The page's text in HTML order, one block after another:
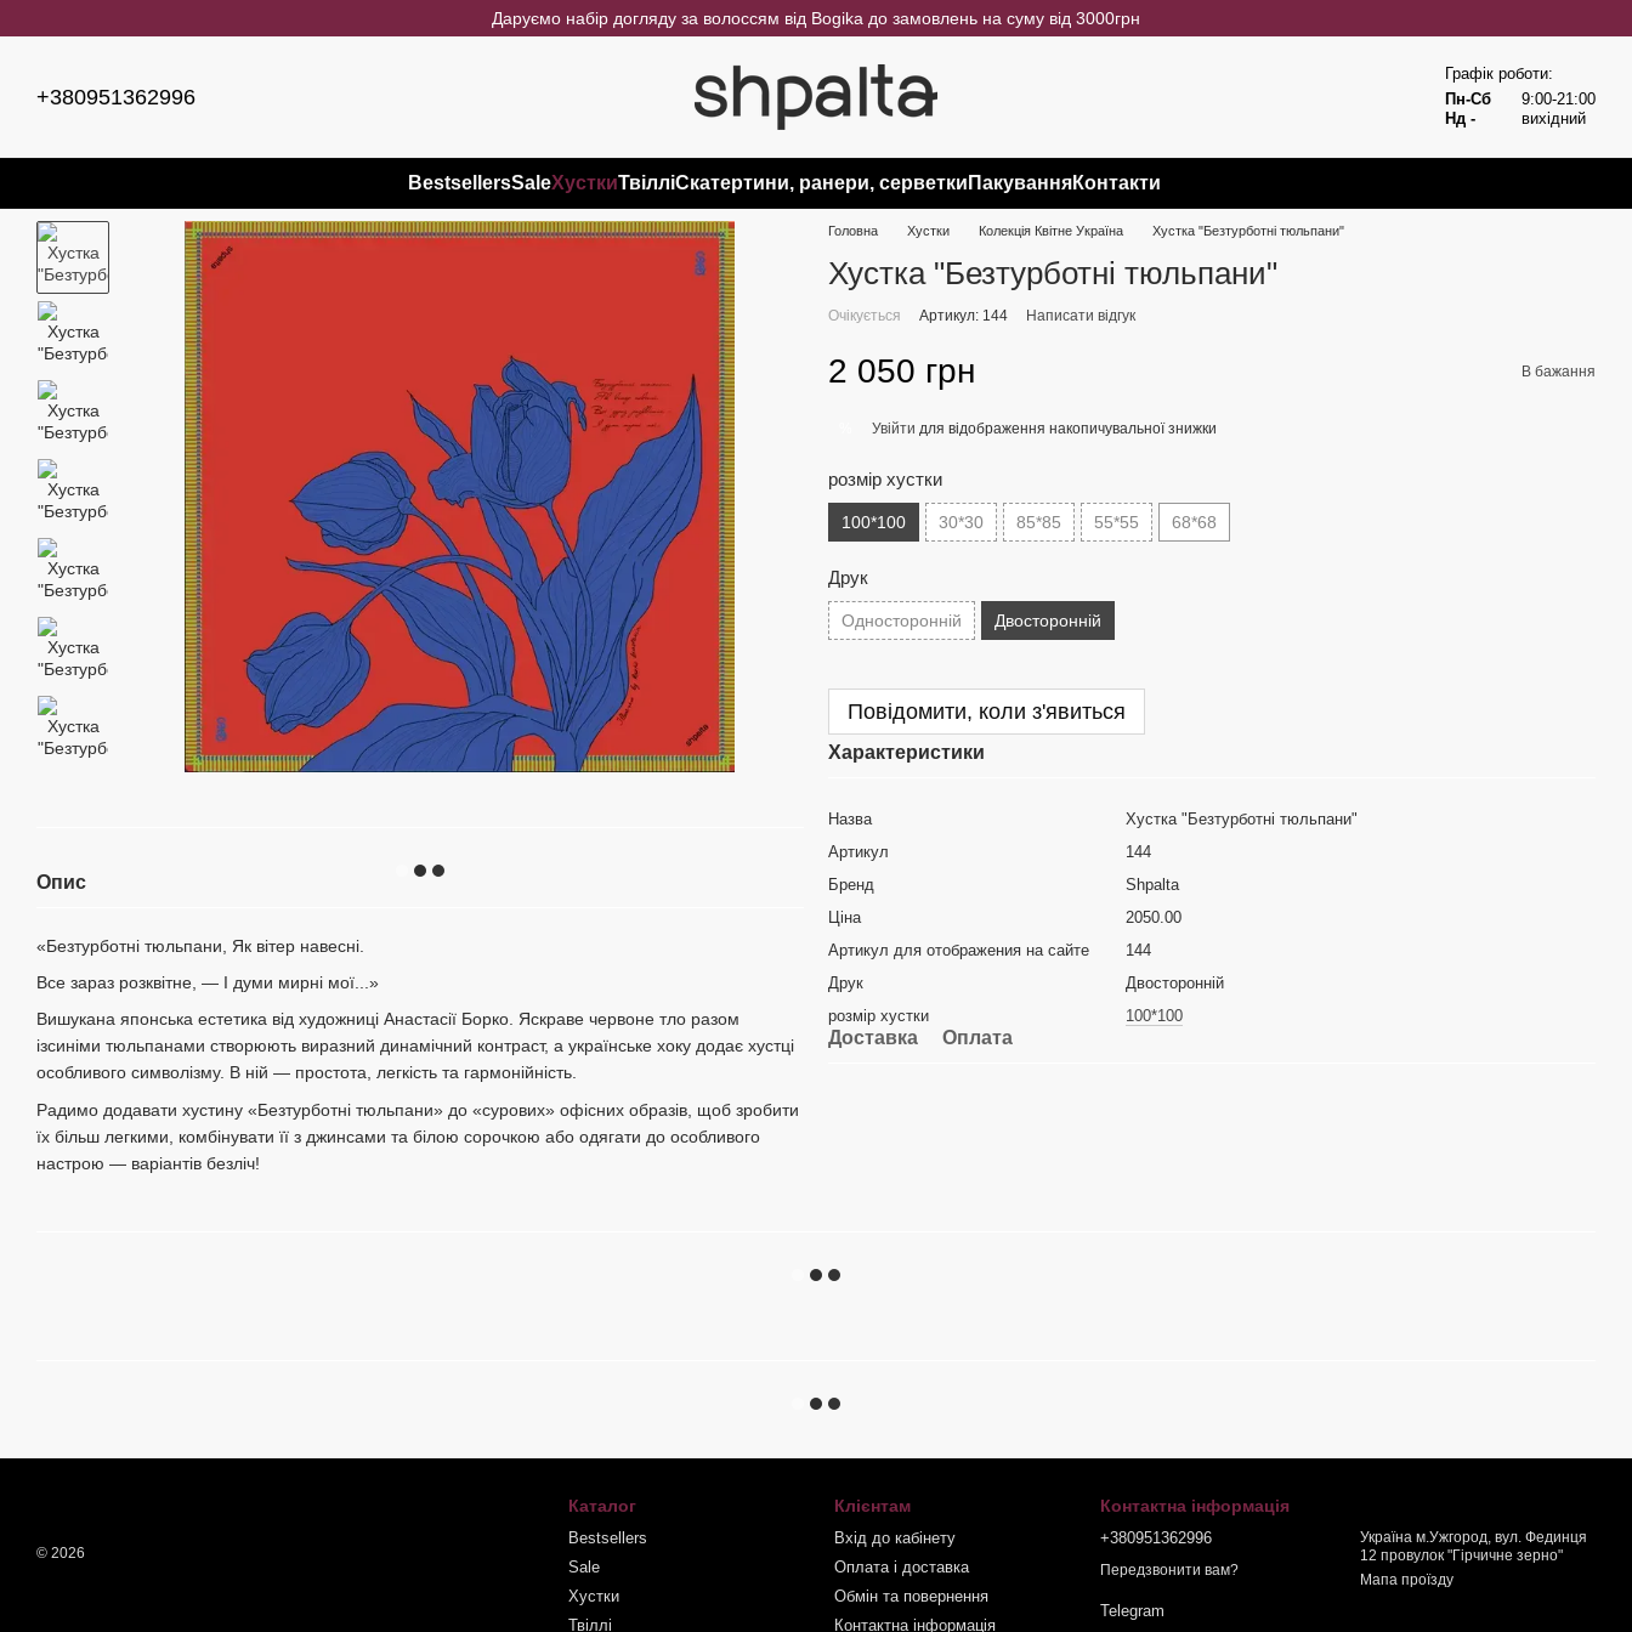
Даруємо набір догляду за волоссям від Bogika до замовлень на суму від 3000грн
+380951362996
Графік роботи:
Пн-Сб
9:00-21:00
Нд -
вихідний
BestsellersSaleХусткиТвілліСкатертини, ранери, серветки ПакуванняКонтакти
Опис
«Безтурботні тюльпани, Як вітер навесні.
Все зараз розквітне, — І думи мирні мої...»
Вишукана японська естетика від художниці Анастасії Борко. Яскраве червоне тло разом
ізсиніми тюльпанами створюють виразний динамічний контраст, а українське хоку додає хустці
особливого символізму. В ній — простота, легкість та гармонійність.
Радимо додавати хустину «Безтурботні тюльпани» до «сурових» офісних образів, щоб зробити
їх більш легкими, комбінувати її з джинсами та білою сорочкою або одягати до особливого
настрою — варіантів безліч!
Головна Хустки Колекція Квітне Україна Хустка "Безтурботні тюльпани"
Хустка "Безтурботні тюльпани"
Очікується Артикул: 144 Написати відгук
2 050 грн В бажання
Увійти для відображення накопичувальної знижки
розмір хустки
100*100 30*30 85*85 55*55 68*68
Друк
Односторонній Двосторонній
Повідомити, коли з'явиться
Характеристики
Назва
Хустка "Безтурботні тюльпани"
Артикул
144
Бренд
Shpalta
Ціна
2050.00
Артикул для отображения на сайте
144
Друк
Двосторонній
розмір хустки
100*100
Доставка Оплата
© 2026
Каталог
Bestsellers
Sale
Хустки
Твіллі
Клієнтам
Вхід до кабінету
Оплата і доставка
Обмін та повернення
Контактна інформація
Контактна інформація
+380951362996
Передзвонити вам?
Telegram
Україна м.Ужгород, вул. Фединця
12 провулок "Гірчичне зерно"
Мапа проїзду